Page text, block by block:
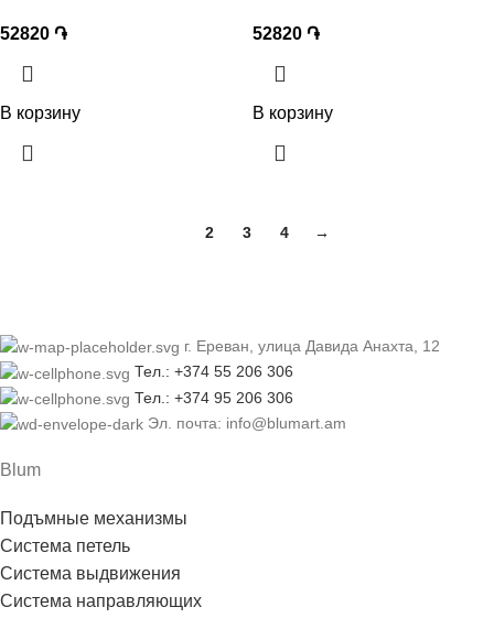
52820 ֏
В корзину
52820 ֏
В корзину
2 3 4 →
г. Ереван, улица Давида Анахта, 12
Тел.: +374 55 206 306
Тел.: +374 95 206 306
Эл. почта: info@blumart.am
Blum
Подъмные механизмы
Система петель
Система выдвижения
Система направляющих